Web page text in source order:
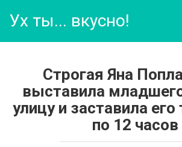
Ух ты... вкусно!
Строгая Яна
выставила
улицу и заставила его
по 12 часов